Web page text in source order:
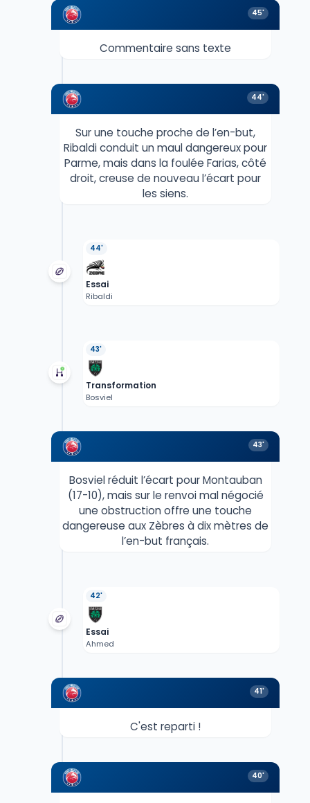
45'
Commentaire sans texte
44'
Sur une touche proche de l’en-but,
Ribaldi conduit un maul dangereux pour
Parme, mais dans la foulée Farias, côté
droit, creuse de nouveau l’écart pour
les siens.
44'
Essai
Ribaldi
43'
Transformation
Bosviel
43'
Bosviel réduit l’écart pour Montauban
(17-10), mais sur le renvoi mal négocié
une obstruction offre une touche
dangereuse aux Zèbres à dix mètres de
l’en-but français.
42'
Essai
Ahmed
41'
C'est reparti !
40'